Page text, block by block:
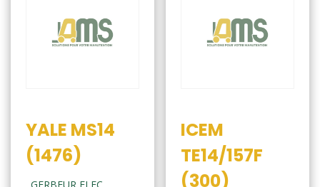
YALE MS14
(1476)
GERBEUR ELEC
ICEM
TE14/157F
(300)